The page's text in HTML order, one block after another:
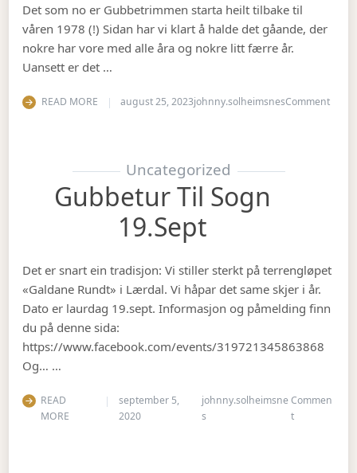
Det som no er Gubbetrimmen starta heilt tilbake til
våren 1978 (!) Sidan har vi klart å halde det gåande, der
nokre har vore med alle åra og nokre litt færre år.
Uansett er det …
READ MORE august 25, 2023johnny.solheimsnesCommenton
Uncategorized
Gubbetur Til Sogn
19.sept
Det er snart ein tradisjon: Vi stiller sterkt på terrengløpet
«Galdane Rundt» i Lærdal. Vi håpar det same skjer i år.
Dato er laurdag 19.sept. Informasjon og påmelding finn
du på denne sida:
https://www.facebook.com/events/319721345863868
Og… …
READ
MORE
september 5,
2020
johnny.solheimsne
s
Commen
ton Gubbetur